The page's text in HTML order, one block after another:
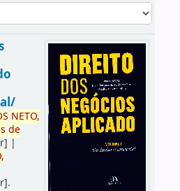
NETO,
de
|
.